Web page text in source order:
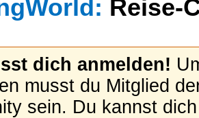
Reise-
dich anmelden!
musst du Mitglied
sein. Du kannst